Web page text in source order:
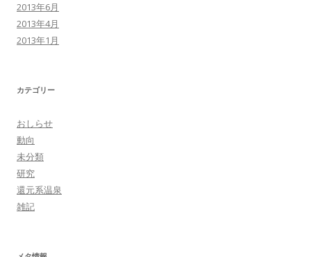
2013年6月
2013年4月
2013年1月
カテゴリー
おしらせ
動向
未分類
研究
還元系温泉
雑記